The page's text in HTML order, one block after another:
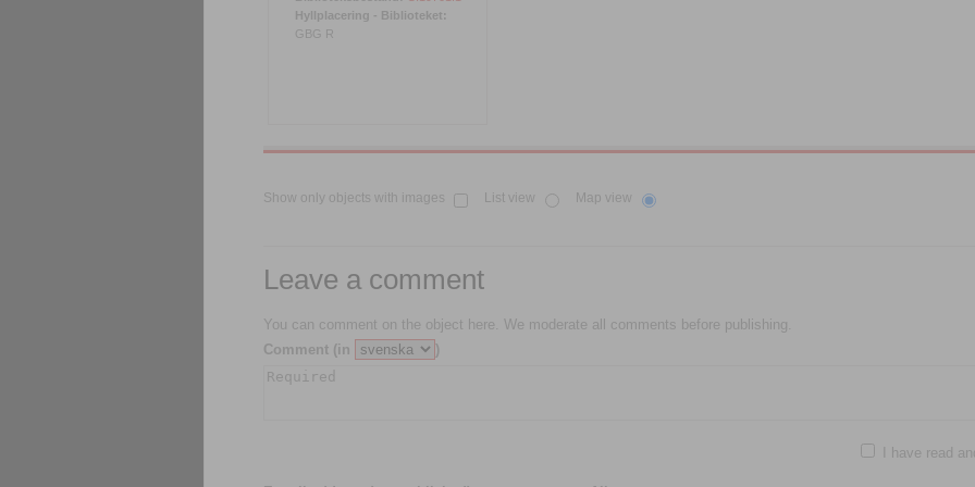
Hyllplacering - Biblioteket:
GBG R
Show only objects with images List view Map view
Leave a comment
You can comment on the object here. We moderate all comments before publishing.
Comment (in
)
I have read